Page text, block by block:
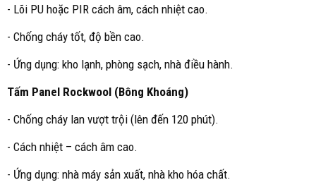
- Lõi PU hoặc PIR cách âm, cách nhiệt cao.
- Chống cháy tốt, độ bền cao.
- Ứng dụng: kho lạnh, phòng sạch, nhà điều hành.
Tấm Panel Rockwool (Bông Khoáng)
- Chống cháy lan vượt trội (lên đến 120 phút).
- Cách nhiệt – cách âm cao.
- Ứng dụng: nhà máy sản xuất, nhà kho hóa chất.